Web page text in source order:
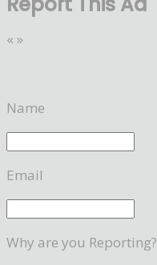
« »
Name
Email
Why are you Reporting?